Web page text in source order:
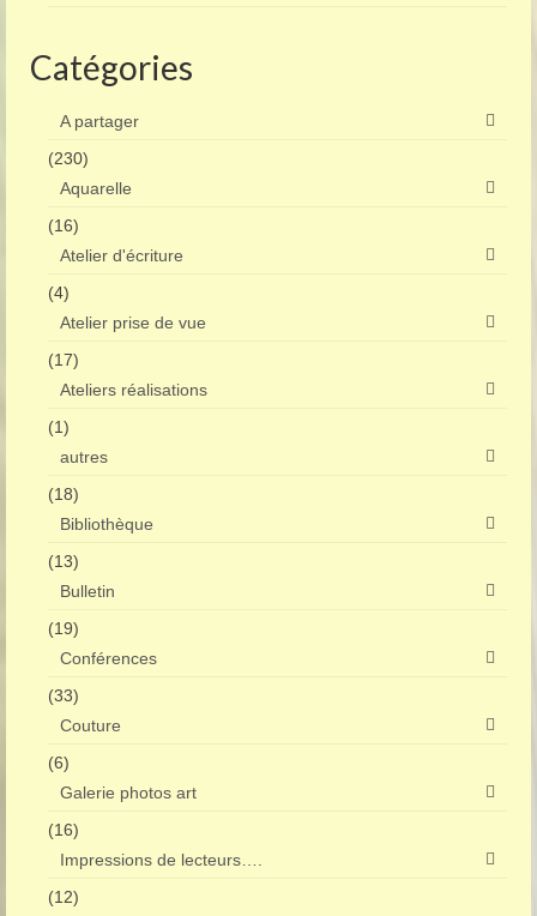
Catégories
A partager
(230)
Aquarelle
(16)
Atelier d'écriture
(4)
Atelier prise de vue
(17)
Ateliers réalisations
(1)
autres
(18)
Bibliothèque
(13)
Bulletin
(19)
Conférences
(33)
Couture
(6)
Galerie photos art
(16)
Impressions de lecteurs….
(12)